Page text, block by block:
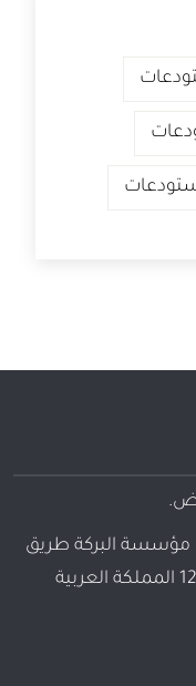
مؤسسة البركة طريق
عمر بن عبدالعزيز الخالدية الرياض 12872 المملكة العربية